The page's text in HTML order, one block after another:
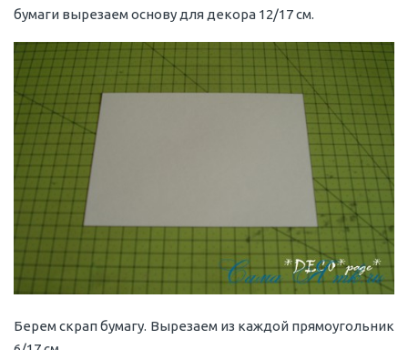
бумаги вырезаем основу для декора 12/17 см.
Берем скрап бумагу. Вырезаем из каждой прямоугольник